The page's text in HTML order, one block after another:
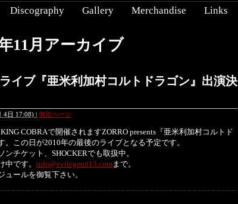
Discography Gallery Merchandise Links
11月アーカイブ
イブ『亜米利加村コルトドラゴン』出演決
4日 17:08) | 個別ページ
COBRAで開催されますZORRO presents『亜米利加村コルトド
。この日が2010年の最後のライブとなる予定です。
チケット、SHOCKERでも取扱中。
中です。 info@evilegend13.comまで。
ュールを御覧下さい。